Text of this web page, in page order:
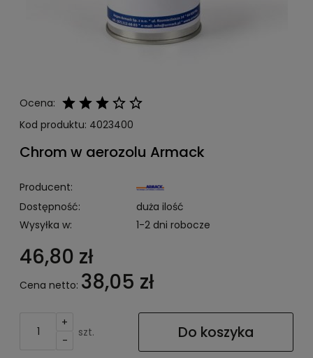
Ocena:
Kod produktu: 4023400
Chrom w aerozolu Armack
Producent:
Dostępność:
duża ilość
Wysyłka w:
1-2 dni robocze
46,80 zł
Cena netto: 38,05 zł
+
-
szt. Do koszyka